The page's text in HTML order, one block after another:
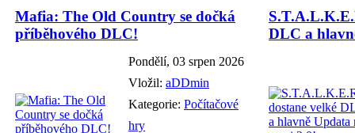
Mafia: The Old Country se dočká
příběhového DLC!
Pondělí, 03 srpen 2026
Vložil: aDDmin
Kategorie: Počítačové
hry
DLC a